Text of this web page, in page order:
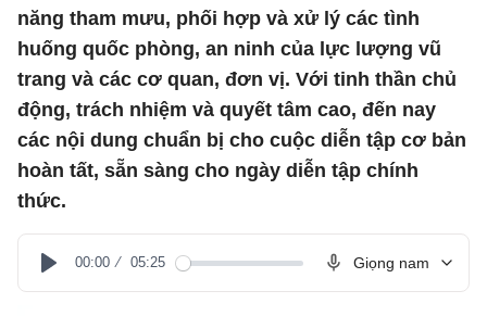
năng tham mưu, phối hợp và xử lý các tình
huống quốc phòng, an ninh của lực lượng vũ
trang và các cơ quan, đơn vị. Với tinh thần chủ
động, trách nhiệm và quyết tâm cao, đến nay
các nội dung chuẩn bị cho cuộc diễn tập cơ bản
hoàn tất, sẵn sàng cho ngày diễn tập chính
thức.
Play
00:00 05:25 Giọng nam